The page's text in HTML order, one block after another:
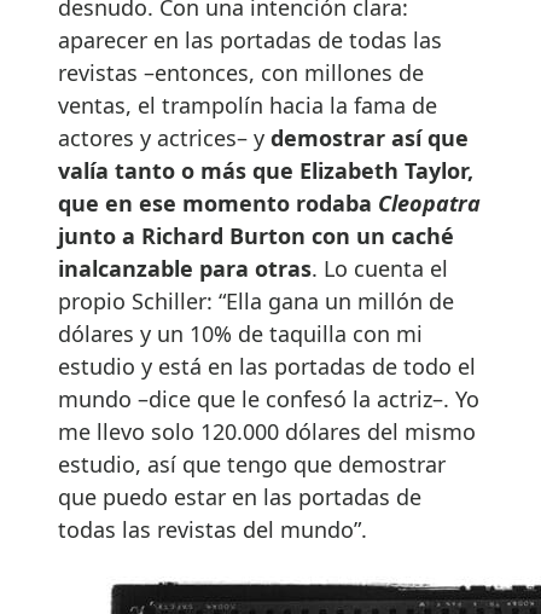
desnudo. Con una intención clara:
aparecer en las portadas de todas las
revistas –entonces, con millones de
ventas, el trampolín hacia la fama de
actores y actrices– y demostrar así que
valía tanto o más que Elizabeth Taylor,
que en ese momento rodaba Cleopatra
junto a Richard Burton con un caché
inalcanzable para otras. Lo cuenta el
propio Schiller: “Ella gana un millón de
dólares y un 10% de taquilla con mi
estudio y está en las portadas de todo el
mundo –dice que le confesó la actriz–. Yo
me llevo solo 120.000 dólares del mismo
estudio, así que tengo que demostrar
que puedo estar en las portadas de
todas las revistas del mundo”.